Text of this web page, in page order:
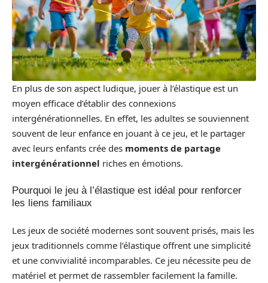
En plus de son aspect ludique, jouer à l’élastique est un
moyen efficace d’établir des connexions
intergénérationnelles. En effet, les adultes se souviennent
souvent de leur enfance en jouant à ce jeu, et le partager
avec leurs enfants crée des moments de partage
intergénérationnel riches en émotions.
Pourquoi le jeu à l’élastique est idéal pour renforcer
les liens familiaux
Les jeux de société modernes sont souvent prisés, mais les
jeux traditionnels comme l’élastique offrent une simplicité
et une convivialité incomparables. Ce jeu nécessite peu de
matériel et permet de rassembler facilement la famille.